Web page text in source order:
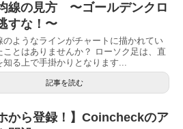
線の見方 〜ゴールデンクロ
すな！〜
のようなラインがチャートに描かれてい
ことはありませんか？ ローソク足は、直
知る上で手掛かりとなります...
記事を読む
から登録！】Coincheckのア